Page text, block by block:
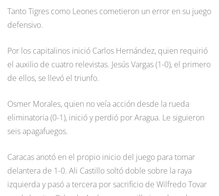
Tanto Tigres como Leones cometieron un error en su juego
defensivo.
Por los capitalinos inició Carlos Hernández, quien requirió
el auxilio de cuatro relevistas. Jesús Vargas (1-0), el primero
de ellos, se llevó el triunfo.
Osmer Morales, quien no veía acción desde la rueda
eliminatoria (0-1), inició y perdió por Aragua. Le siguieron
seis apagafuegos.
Caracas anotó en el propio inicio del juego para tomar
delantera de 1-0. Ali Castillo soltó doble sobre la raya
izquierda y pasó a tercera por sacrificio de Wilfredo Tovar